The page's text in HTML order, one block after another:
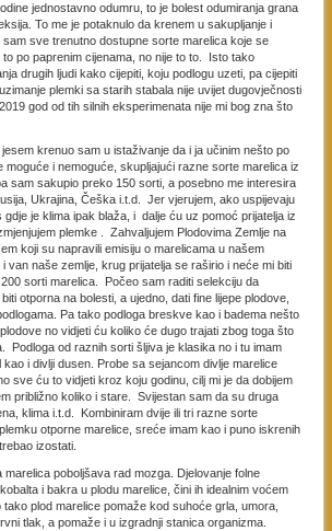
jednostavno odumru, to je bolest odumiranja grana
To me je potaknulo da krenem u sakupljanje i
sve trenutno dostupne sorte marelica koje se
po paprenim cijenama, no nije to to. Isto tako
drugih ljudi kako cijepiti, koju podlogu uzeti, pa cijepiti
plemki sa starih stabala nije uvijet dugovječnosti
god od tih silnih eksperimenata nije mi bog zna što
krenuo sam u istaživanje da i ja učinim nešto po
moguće i nemoguće, skupljajući razne sorte marelica iz
sam sakupio preko 150 sorti, a posebno me interesira
Ukrajina, Češka i.t.d. Jer vjerujem, ako uspijevaju
gdje je klima ipak blaža, i dalje ću uz pomoć prijatelja iz
plemke . Zahvaljujem Plodovima Zemlje na
koji su napravili emisiju o marelicama u našem
van naše zemlje, krug prijatelja se raširio i neće mi biti
sorti marelica. Počeo sam raditi selekciju da
otporna na bolesti, a ujedno, dati fine lijepe plodove,
Pa tako podloga breskve kao i badema nešto
no vidjeti ću koliko će dugo trajati zbog toga što
Podloga od raznih sorti šljiva je klasika no i tu imam
i divlji dusen. Probe sa sejancom divlje marelice
sve ću to vidjeti kroz koju godinu, cilj mi je da dobijem
približno koliko i stare. Svijestan sam da su druga
klima i.t.d. Kombiniram dvije ili tri razne sorte
otporne marelice, sreće imam kao i puno iskrenih
izostati.
marelica poboljšava rad mozga. Djelovanje folne
i bakra u plodu marelice, čini ih idealnim voćem
plod marelice pomaže kod suhoće grla, umora,
tlak, a pomaže i u izgradnji stanica organizma.